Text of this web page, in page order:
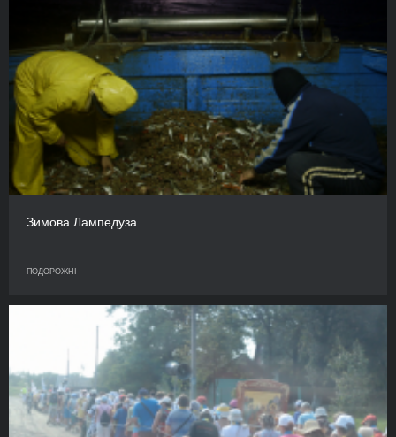
Зимова Лампедуза
ПОДОРОЖНІ